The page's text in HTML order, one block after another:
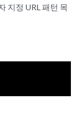
지정 URL 패턴 목